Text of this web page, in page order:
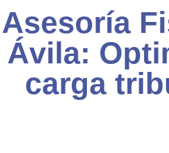
Asesoría
Ávila:
carga